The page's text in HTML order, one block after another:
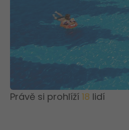
Právě si prohlíží 18 lidí